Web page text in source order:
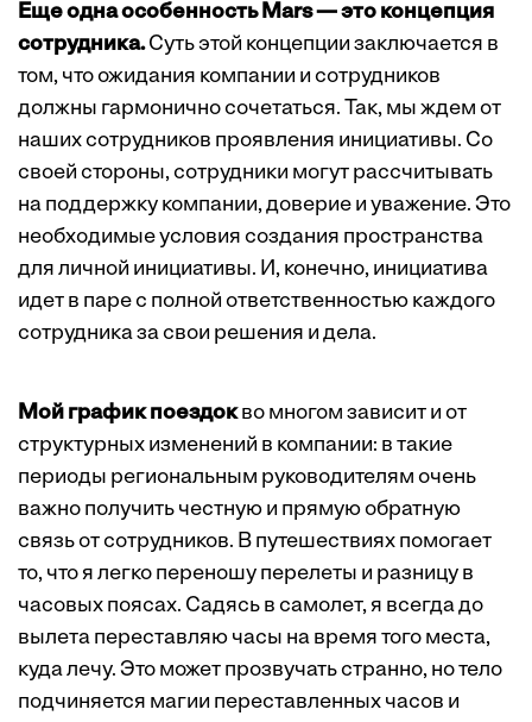
Еще одна особенность Mars — это концепция
сотрудника.Суть этой концепции заключается в
том, что ожидания компании и сотрудников
должны гармонично сочетаться. Так, мы ждем от
наших сотрудников проявления инициативы. Со
своей стороны, сотрудники могут рассчитывать
на поддержку компании, доверие и уважение. Это
необходимые условия создания пространства
для личной инициативы. И, конечно, инициатива
идет в паре с полной ответственностью каждого
сотрудника за свои решения и дела.
Мой график поездокво многом зависит и от
структурных изменений в компании: в такие
периоды региональным руководителям очень
важно получить честную и прямую обратную
связь от сотрудников. В путешествиях помогает
то, что я легко переношу перелеты и разницу в
часовых поясах. Садясь в самолет, я всегда до
вылета переставляю часы на время того места,
куда лечу. Это может прозвучать странно, но тело
подчиняется магии переставленных часов и